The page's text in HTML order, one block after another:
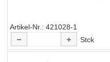
Artikel-Nr. 421028-1
Stck